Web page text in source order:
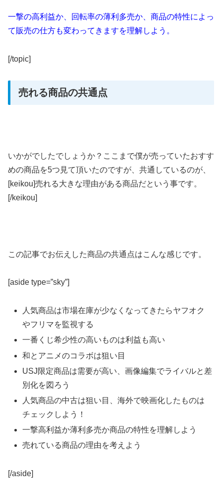
一撃の高利益か、回転率の薄利多売か、商品の特性によっ
て販売の仕方も変わってきますを理解しよう。
[/topic]
売れる商品の共通点
いかがでしたでしょうか？ここまで僕が売っていたおすす
めの商品を5つ見て頂いたのですが、共通しているのが、
[keikou]売れる大きな理由がある商品だという事です。
[/keikou]
この記事でお伝えした商品の共通点はこんな感じです。
[aside type=”sky”]
人気商品は市場在庫が少なくなってきたらヤフオク
やフリマを監視する
一番くじ希少性の高いものは利益も高い
和とアニメのコラボは狙い目
USJ限定商品は需要が高い、画像編集でライバルと差
別化を図ろう
人気商品の中古は狙い目、海外で映画化したものは
チェックしよう！
一撃高利益か薄利多売か商品の特性を理解しよう
売れている商品の理由を考えよう
[/aside]